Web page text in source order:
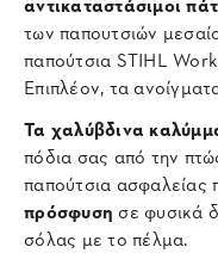
των παπουτσιών
παπούτσια STIHL
Επιπλέον, τα
Τα χαλύβδινα
πόδια σας από την
παπούτσια ασφαλείας
πρόσφυση σε φυσικά
σόλας με το πέλμα.